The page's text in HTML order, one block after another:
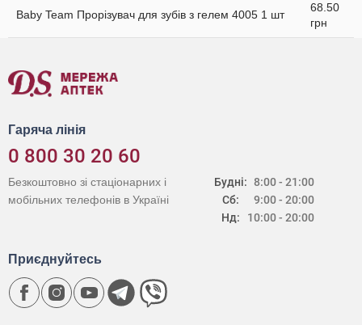
Baby Team Прорізувач для зубів з гелем 4005 1 шт
68.50
грн
Гаряча лінія
0 800 30 20 60
Будні:
Сб:
Нд:
8:00 - 21:00
9:00 - 20:00
10:00 - 20:00
Безкоштовно зі стаціонарних і
мобільних телефонів в Україні
Приєднуйтесь